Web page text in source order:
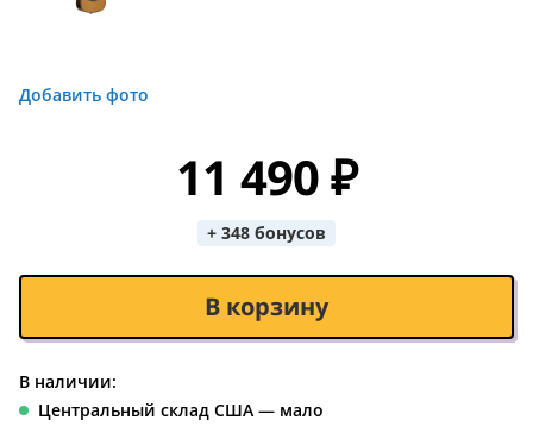
Добавить фото
11 490 ₽
+ 348 бонусов
В корзину
В наличии:
Центральный склад США — мало